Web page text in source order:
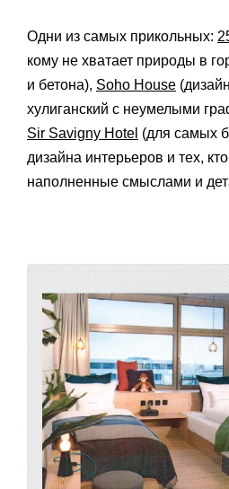
Одни из самых прикольных:
кому не хватает природы в
и бетона), Soho House
хулиганский с неумелыми
Sir Savigny Hotel (для самых
дизайна интерьеров и тех,
наполненные смыслами и